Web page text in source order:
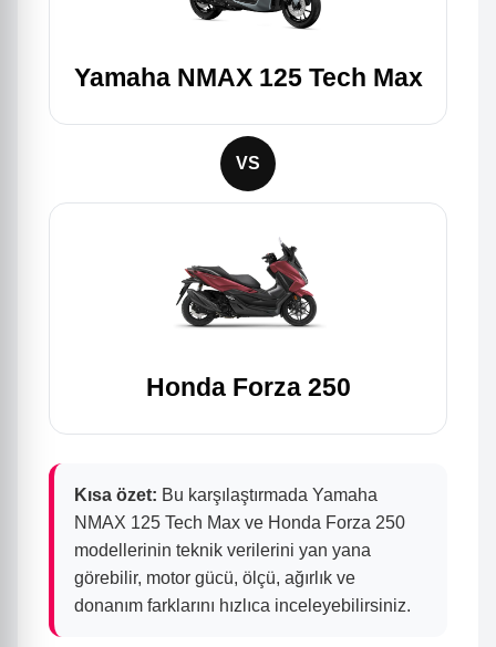
Yamaha NMAX 125 Tech Max
VS
Honda Forza 250
Kısa özet: Bu karşılaştırmada Yamaha
NMAX 125 Tech Max ve Honda Forza 250
modellerinin teknik verilerini yan yana
görebilir, motor gücü, ölçü, ağırlık ve
donanım farklarını hızlıca inceleyebilirsiniz.